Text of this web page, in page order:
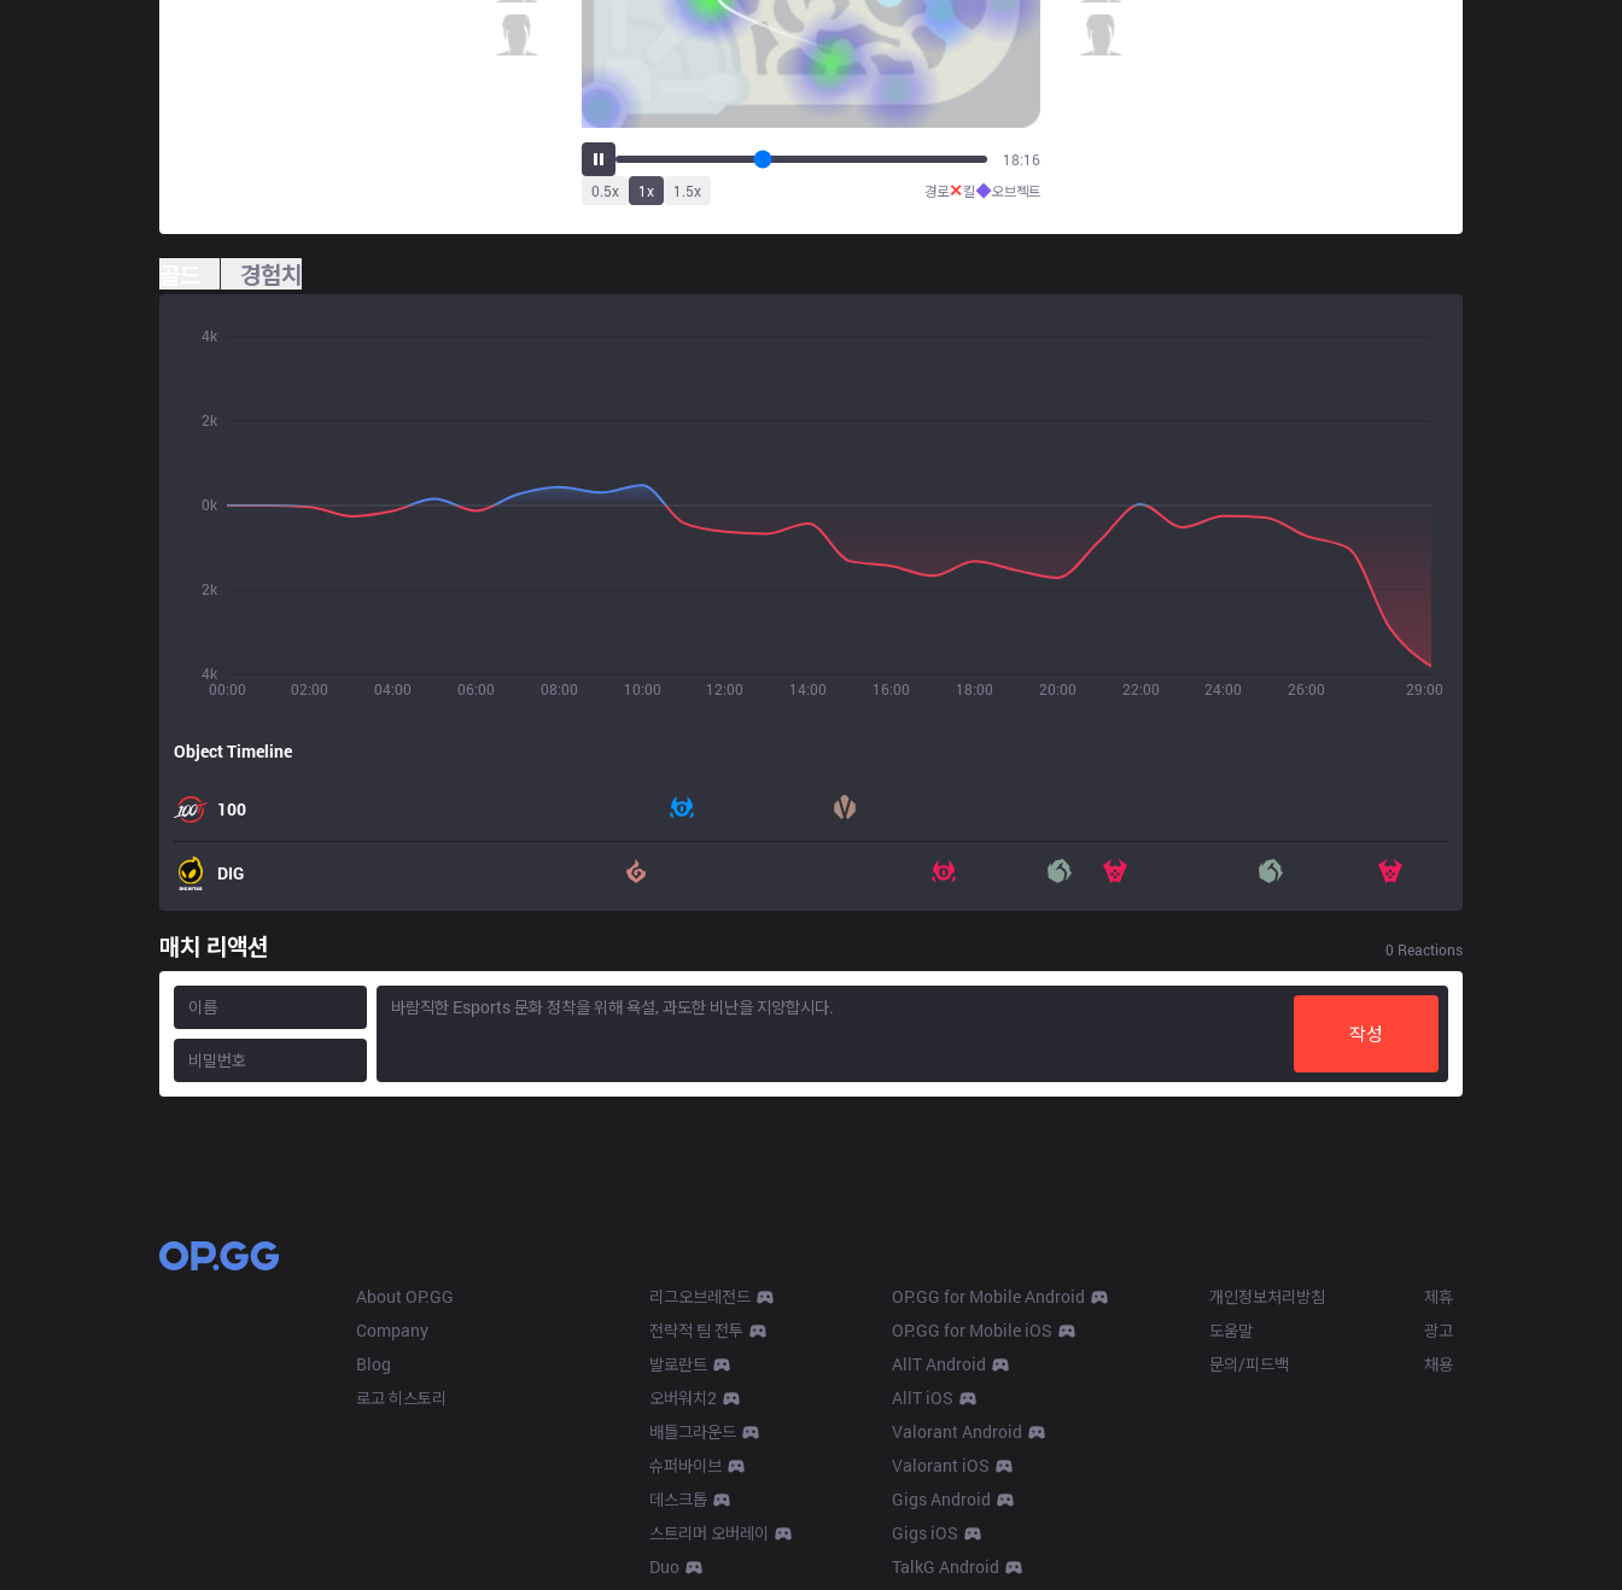
22:37
0.5x 1x 1.5x 경로✕킬◆오브젝트
경험치
00:00 02:00 04:00 06:00 08:00 10:00 12:00 14:00 16:00 18:00 20:00 22:00 24:00 26:00 29:00
4k
2k
0k
2k
4k
Object Timeline
100
DIG
매치 리액션 0 Reactions
작성
About OP.GG
Company
Blog
로고 히스토리
리그오브레전드
전략적 팀 전투
발로란트
오버워치2
배틀그라운드
슈퍼바이브
데스크톱
스트리머 오버레이
Duo
OP.GG for Mobile Android
OP.GG for Mobile iOS
AllT Android
AllT iOS
Valorant Android
Valorant iOS
Gigs Android
Gigs iOS
TalkG Android
개인정보처리방침
도움말
문의/피드백
제휴
광고
채용